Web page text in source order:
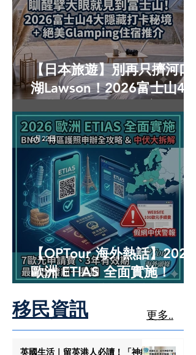
【日本旅遊】別再只擠河口
湖Lawson！2026富士山4大
Glamping住宿推介
【OPTour 海外熱話】2026
歐洲 ETIAS 全面實施！
3 大「中伏位」大拆解
6月22日
移民資訊 更多..
英國生活｜留英港人必讀！「神級